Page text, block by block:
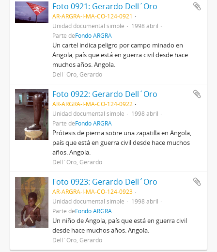
Foto 0921: Gerardo Dell´Oro
AR-ARGRA-I-MA-CO-124-0921
Unidad documental simple
1998 abril
Parte deFondo ARGRA
Un cartel indica peligro por campo minado en
Angola, país que está en guerra civil desde hace
muchos años. Angola.
Dell´Oro, Gerardo
Foto 0922: Gerardo Dell´Oro
AR-ARGRA-I-MA-CO-124-0922
Unidad documental simple
1998 abril
Parte deFondo ARGRA
Prótesis de pierna sobre una zapatilla en Angola,
país que está en guerra civil desde hace muchos
años. Angola.
Dell´Oro, Gerardo
Foto 0923: Gerardo Dell´Oro
AR-ARGRA-I-MA-CO-124-0923
Unidad documental simple
1998 abril
Parte deFondo ARGRA
Un niño de Angola, país que está en guerra civil
desde hace muchos años. Angola.
Dell´Oro, Gerardo